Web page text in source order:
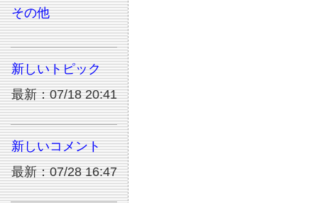
その他
新しいトピック
最新：07/18 20:41
新しいコメント
最新：07/28 16:47